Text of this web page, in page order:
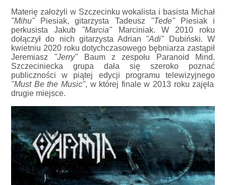
Materię założyli w Szczecinku wokalista i basista Michał
"Mihu"Piesiak, gitarzysta Tadeusz "Tede"
Piesiak i
perkusista Jakub "Marcia"
Marciniak. W 2010 roku
dołączył do nich gitarzysta Adrian "Adi"Dubiński. W
kwietniu 2020 roku dotychczasowego bębniarza zastąpił
Jeremiasz "Jerry"
Baum z zespołu Paranoid Mind.
Szczeciniecka grupa dała się szeroko poznać
publiczności w piątej edycji programu telewizyjnego
"Must Be the Music", w której finale w 2013 roku zajęła
drugie miejsce.